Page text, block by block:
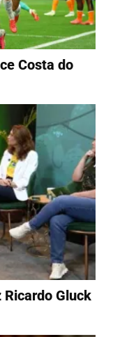
Costa do
Ricardo Gluck